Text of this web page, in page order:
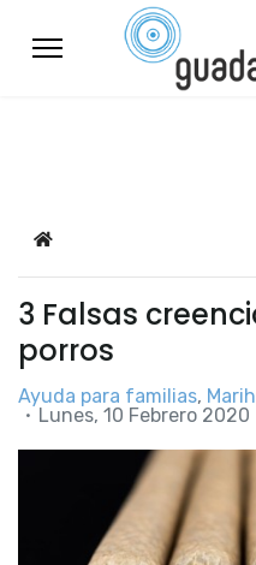
Home
3 Falsas
porros
Ayuda para familias
Lunes, 10 Febrero 2020